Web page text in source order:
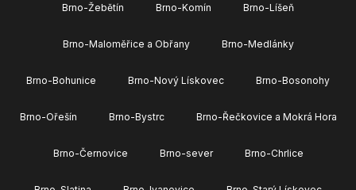
Brno-Žebětín Brno-Komín Brno-Líšeň
Brno-Maloměřice a Obřany Brno-Medlánky
Brno-Bohunice Brno-Nový Lískovec Brno-Bosonohy
Brno-Ořešín Brno-Bystrc Brno-Řečkovice a Mokrá Hora
Brno-Černovice Brno-sever Brno-Chrlice